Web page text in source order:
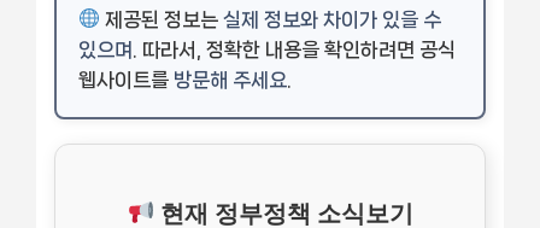
제공된 정보는실제 정보와 차이가 있을 수
있으며
. 따라서, 정확한 내용을 확인하려면 공식
웹사이트를 방문해 주세요
현재 정부정책 소식보기